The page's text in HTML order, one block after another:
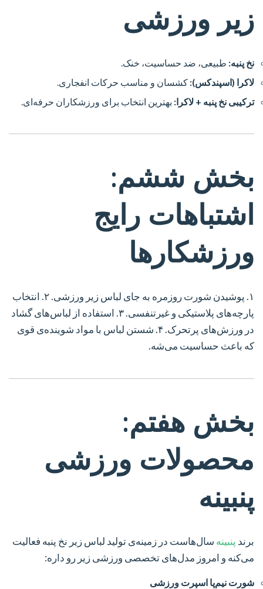
زیر ورزشی
نخ پنبه: طبیعی، ضد حساسیت، خنک.
لاکرا (اسپندکس): کشسان و مناسب حرکات انفجاری.
ترکیبی نخ پنبه + لاکرا: بهترین انتخاب برای ورزشکاران حرفه‌ای.
بخش ششم:
اشتباهات رایج
ورزشکارها
۱. پوشیدن شورت روزمره به جای لباس زیر ورزشی.
۲. انتخاب
پارچه‌های پلاستیکی و غیرتنفسی.
۳. استفاده از لباس‌های گشاد
در ورزش‌های پرتحرک.
۴. شستن لباس با مواد شوینده‌ی قوی
که باعث حساسیت می‌شه.
بخش هفتم:
محصولات ورزشی
پنبینه
برند پنبینه سال‌هاست در زمینه‌ی تولید لباس زیر نخ پنبه فعالیت
می‌کنه و امروز مدل‌های تخصصی ورزشی زیر رو داره:
شورت نیم‌پا اسپرت ورزشی